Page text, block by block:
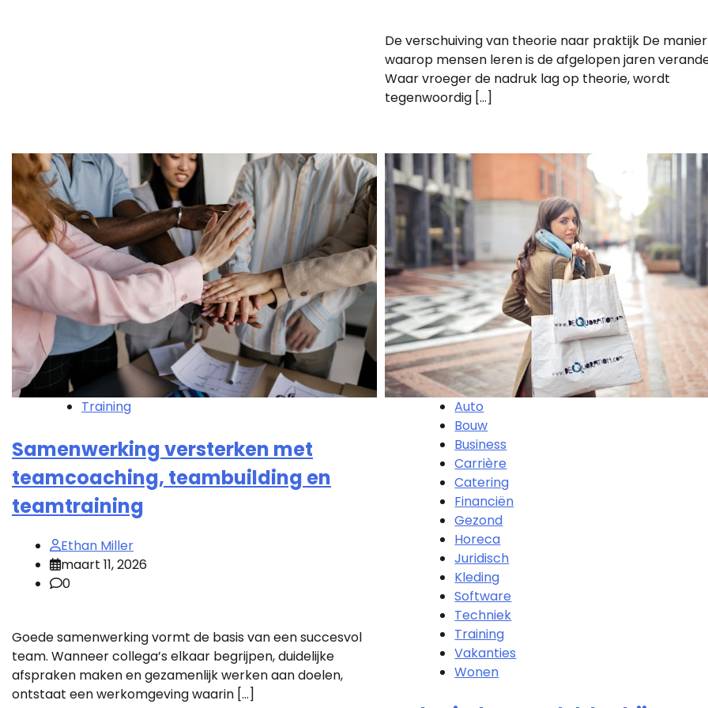
De verschuiving van theorie naar praktijk De manier
waarop mensen leren is de afgelopen jaren
Waar vroeger de nadruk lag op theorie, wordt
tegenwoordig […]
Training
Samenwerking versterken met
teamcoaching, teambuilding en
teamtraining
Ethan Miller
maart 11, 2026
0
Goede samenwerking vormt de basis van een succesvol
team. Wanneer collega’s elkaar begrijpen, duidelijke
afspraken maken en gezamenlijk werken aan doelen,
ontstaat een werkomgeving waarin […]
Auto
Bouw
Business
Carrière
Catering
Financiën
Gezond
Horeca
Juridisch
Kleding
Software
Techniek
Training
Vakanties
Wonen